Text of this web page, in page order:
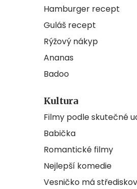
Hamburger recept
Guláš recept
Rýžový nákyp
Ananas
Badoo
Kultura
Filmy podle skutečné
Babička
Romantické filmy
Nejlepší komedie
Vesničko má